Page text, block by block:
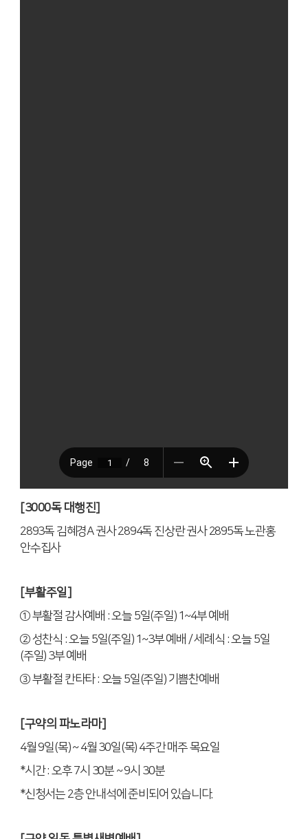
[3000독 대행진]
2893독 김혜경A권사2894독 진상란 권사2895독 노관홍
안수집사
[부활주일]
①부활절 감사예배 :오늘 5일(주일) 1~4부 예배
②성찬식 :오늘 5일(주일) 1~3부 예배 /세례식 :오늘 5일
(주일) 3부 예배
③부활절 칸타타: 오늘 5일(주일) 기쁨찬예배
[구약의 파노라마]
4월9일(목) ~ 4월 30일(목) 4주간 매주 목요일
*시간: 오후7시 30분 ~ 9시 30분
*신청서는 2층 안내석에 준비되어 있습니다.